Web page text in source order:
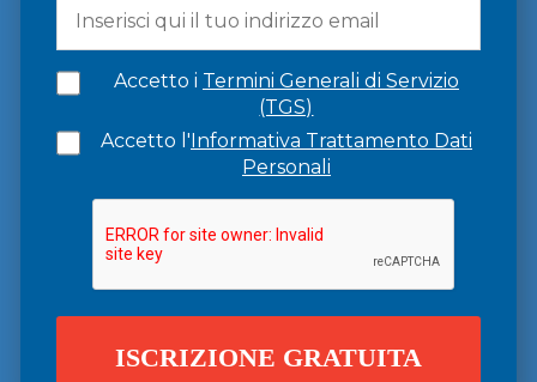
Accetto i Termini Generali di Servizio
(TGS)
Accetto l'Informativa Trattamento Dati
Personali